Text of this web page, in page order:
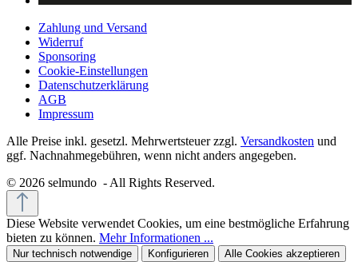
Zahlung und Versand
Widerruf
Sponsoring
Cookie-Einstellungen
Datenschutzerklärung
AGB
Impressum
Alle Preise inkl. gesetzl. Mehrwertsteuer zzgl. Versandkosten und
ggf. Nachnahmegebühren, wenn nicht anders angegeben.
© 2026 selmundo - All Rights Reserved.
Diese Website verwendet Cookies, um eine bestmögliche Erfahrung
bieten zu können. Mehr Informationen ...
Nur technisch notwendige Konfigurieren Alle Cookies akzeptieren